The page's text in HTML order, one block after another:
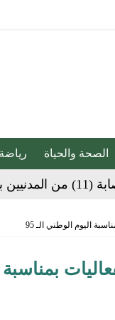
الصحة والحياة رياضة
حوثية
ليست من التابعين
الفكرة إلى
اليوم الوطني الـ 95
بمناسبة